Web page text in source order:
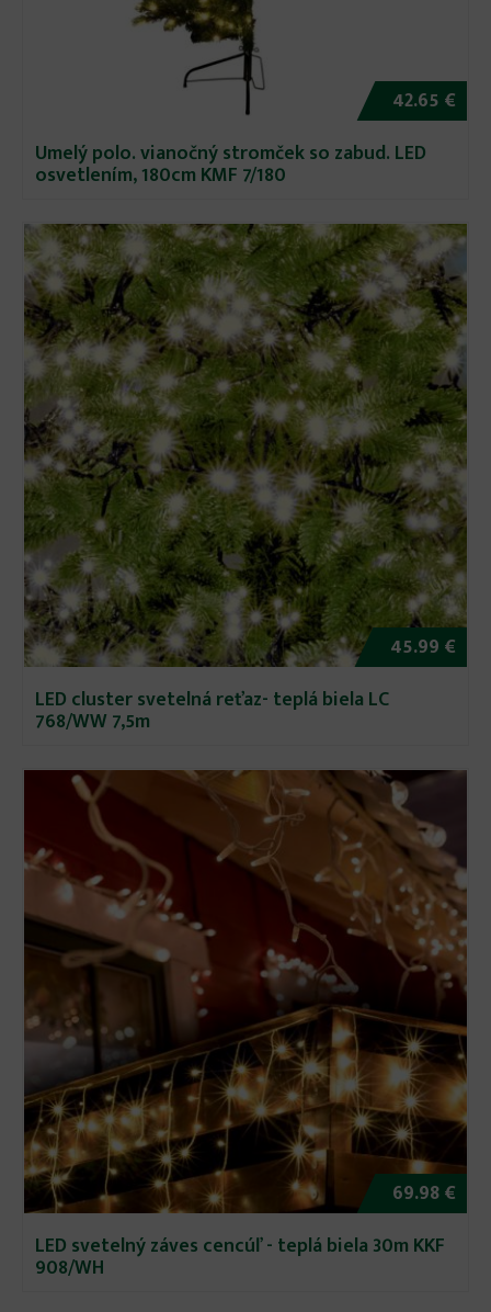
42.65 €
Umelý polo. vianočný stromček so zabud. LED
osvetlením, 180cm KMF 7/180
45.99 €
LED cluster svetelná reťaz- teplá biela LC
768/WW 7,5m
69.98 €
LED svetelný záves cencúľ - teplá biela 30m KKF
908/WH